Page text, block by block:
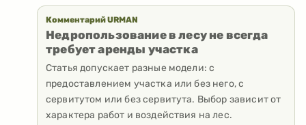
Комментарий URMAN
Недропользование в лесу не всегда
требует аренды участка
Статья допускает разные модели: с
предоставлением участка или без него, с
сервитутом или без сервитута. Выбор зависит от
характера работ и воздействия на лес.